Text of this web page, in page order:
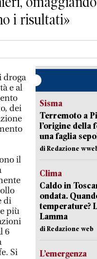
i risultati»
droga
e al
dei
il
di
più
6
Si
Sisma
Terremoto a
l’origine della
una faglia
di Redazione
Clima
Caldo in
ondata.
temperature?
Lamma
di Redazione web
L’emergenza